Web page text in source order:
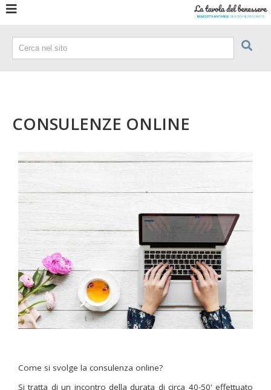
CONSULENZE ONLINE
Come si svolge la consulenza online?
Si tratta di un incontro della durata di circa 40-50' effettuato